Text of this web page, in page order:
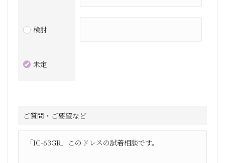
検討
未定
ご質問・ご要望など